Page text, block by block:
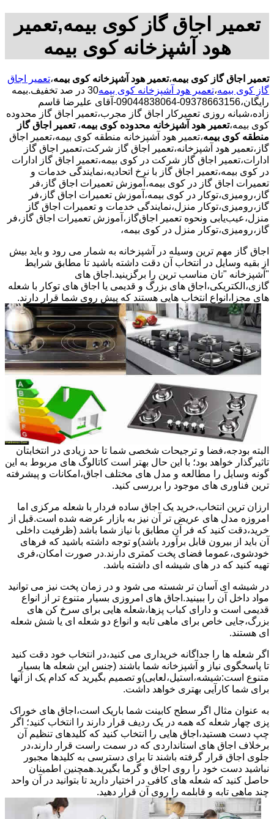
تعمیر اجاق گاز کوی بیمه,تعمیر
هود آشپزخانه کوی بیمه
تعمیر اجاق گاز کوی بیمه،تعمیر هود آشپزخانه کوی بیمه،تعمیر اجاق
گاز کوی بیمه،تعمیر هود آشپزخانه کوی بیمه
30 در صد تخفیف.بیمه
رایگان،09378663156-09044838064-آقای علیرضا قاسم
زاده،شبانه روزی تعمیرکار اجاق گاز مجرب،تعمیر اجاق گاز محدوده
کوی بیمه،تعمیر هود آشپزخانه محدوده کوی بیمه، تعمیر اجاق گاز
منطقه کوی بیمه،تعمیر هود آشپزخانه منطقه کوی بیمه،تعمیر اجاق
گاز،تعمیر هود آشپزخانه،تعمیر اجاق گاز شرکت،تعمیر اجاق گاز
ادارات،تعمیر اجاق گاز شرکت در کوی بیمه،تعمیر اجاق گاز ادارات
در کوی بیمه،تعمیر اجاق گاز با نرخ اتحادیه،نمایندگی خدمات و
تعمیرات اجاق گاز در کوی بیمه،آموزش تعمیرات اجاق گاز،فر
گاز،رومیزی،توکار در کوی بیمه،آموزش تعمیرات اجاق گاز،فر
گاز،رومیزی،توکار منزل،نمایندگی خدمات و تعمیرات اجاق گاز
منزل،عیب‌یابی ونحوه تعمیر اجاق‌گاز،آموزش تعمیرات اجاق گاز،فر
گاز،رومیزی،توکار منزل در کوی بیمه،
اجاق گاز مهم ترین وسیله در آشپزخانه به شمار می رود و باید بیش
از بقیه وسایل در انتخاب آن دقت داشته باشید تا مطابق شرایط
"آشپزخانه "تان مناسب ترین را برگزینید.اجاق های
گازی،الکتریکی،اجاق های بزرگ و قدیمی یا اجاق های توکار با شعله
های مجزا،انواع انتخاب هایی هستند که پیش روی شما قرار دارند.
البته بودجه،فضا و ترجیحات شخصی شما تا حد زیادی در انتخابتان
تاثیرگذار خواهد بود؛ با این حال بهتر است کاتالوگ های مربوط به این
گونه وسایل را مطالعه و مدل های مختلف اجاق،امکانات و پیشرفته
ترین فناوری های موجود را بررسی کنید.
ارزان ترین انتخاب،خرید یک اجاق ساده فردار با شعله مرکزی اما
امروزه مدل های عریض تر آن نیز به بازار عرضه شده است.قبل از
خرید،دقت کنید که فر آن مطابق با نیاز شما باشد (ظرفیت داخلی
آن باید از بیرون قابل برآورد باشد)و توجه داشته باشید که فرهای
خودشوی،عموما فضای پخت کمتری دارند.در صورت امکان،فری
تهیه کنید که در های شیشه ای داشته باشد.
در شیشه ای آسان تر شسته می شود و در زمان پخت نیز می توانید
مواد داخل آن را ببینید.اجاق های امروزی بسیار متنوع تر از انواع
قدیمی است و دارای کباب پزها،شعله هایی برای سرخ کن های
بزرگ،جایی خاص برای ماهی تابه و انواع دو شعله ای یا شش شعله
ای هستند.
اگر شعله ها را جداگانه خریداری می کنید،در انتخاب خود دقت کنید
تا پاسخگوی نیاز و آشپزخانه شما باشند (جنس این شعله ها بسیار
متنوع است:شیشه،استیل،لعابی)و تصمیم بگیرید که کدام یک از آنها
برای شما کارآیی بهتری خواهد داشت.
به عنوان مثال اگر سطح کابینت شما باریک است،اجاق های خوراک
پزی چهار شعله که همه در یک ردیف قرار دارند را انتخاب کنید؛ اگر
چپ دست هستید،اجاق هایی را انتخاب کنید که کلیدهای تنظیم آن
برخلاف اجاق های استانداردی که در سمت راست قرار دارند،در
جلوی اجاق قرار گرفته باشند تا برای دسترسی به کلیدها مجبور
نباشید دست خود را روی اجاق و گرما بگیرید.همچنین اطمینان
حاصل کنید که شعله های کافی در اختیار دارید تا بتوانید در آن واحد
چند ماهی تابه و قابلمه را روی آن قرار دهید.